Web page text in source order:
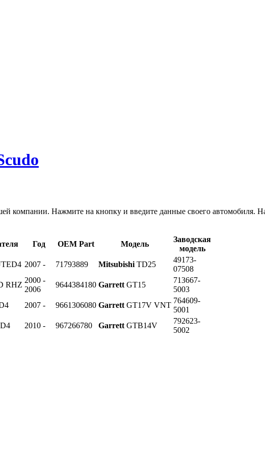
компании. Нажмите на кнопку и введите данные своего автомобиля.
Год OEM Part Модель
Заводская
модель
2007 - 71793889 Mitsubishi TD25
49173-
07508
RHZ
2000 -
2006
9644384180 Garrett GT15
713667-
5003
2007 - 9661306080 Garrett GT17V VNT
764609-
5001
2010 - 967266780 Garrett GTB14V
792623-
5002